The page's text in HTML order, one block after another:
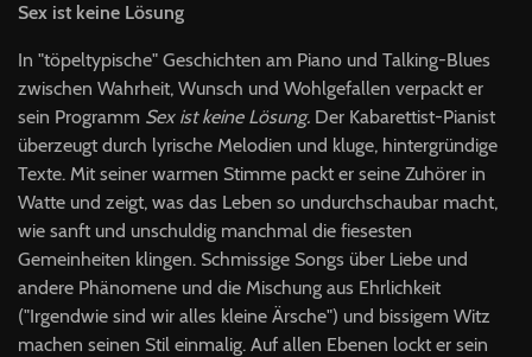
Sex ist keine Lösung
In "töpeltypische" Geschichten am Piano und Talking-Blues
zwischen Wahrheit, Wunsch und Wohlgefallen verpackt er
sein Programm Sex ist keine Lösung. Der Kabarettist-Pianist
überzeugt durch lyrische Melodien und kluge, hintergründige
Texte. Mit seiner warmen Stimme packt er seine Zuhörer in
Watte und zeigt, was das Leben so undurchschaubar macht,
wie sanft und unschuldig manchmal die fiesesten
Gemeinheiten klingen. Schmissige Songs über Liebe und
andere Phänomene und die Mischung aus Ehrlichkeit
("Irgendwie sind wir alles kleine Ärsche") und bissigem Witz
machen seinen Stil einmalig. Auf allen Ebenen lockt er sein